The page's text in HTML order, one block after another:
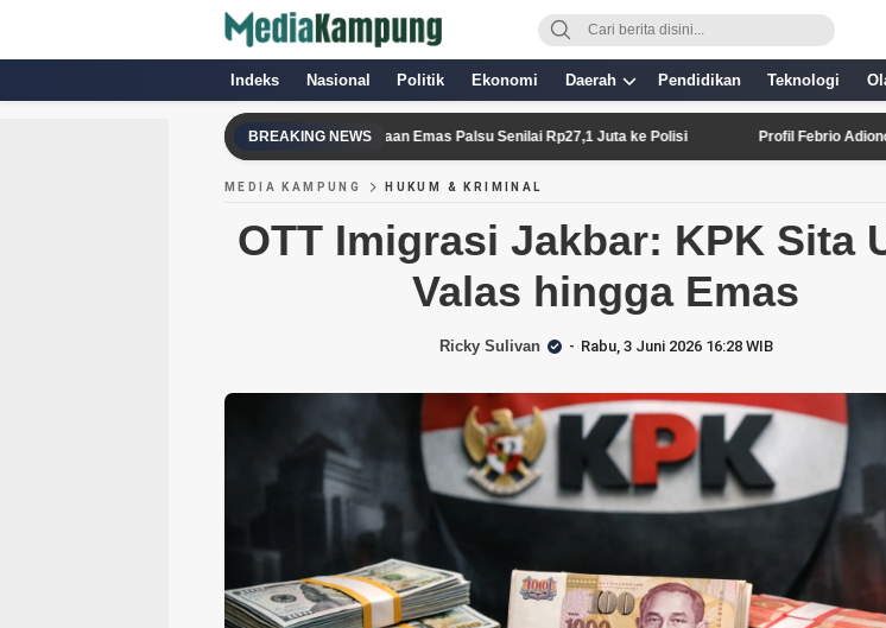
Indeks Nasional Politik Ekonomi Daerah Pendidikan Teknologi
BREAKING NEWS
BUMN Palembang Laporkan Dugaan Emas Palsu Senilai Rp27,1 Juta ke Polisi Profil Febrio Adiono dan
MEDIA KAMPUNG HUKUM & KRIMINAL
OTT Imigrasi Jakbar: KPK Sita
Valas hingga Emas
Ricky Sulivan Rabu, 3 Juni 2026 16:28 WIB